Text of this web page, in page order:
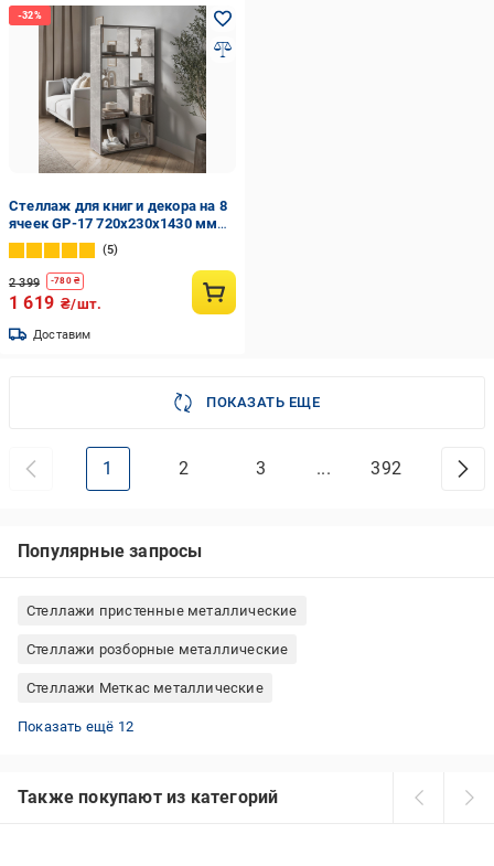
Стеллаж для книг и декора на 8
ячеек GP-17 720х230х1430 мм
Бетон
5
2 399 -780₴
1 619 ₴/шт.
Доставим
ПОКАЗАТЬ ЕЩЕ
1 2 3 ... 392
Популярные запросы
Стеллажи пристенные металлические
Стеллажи розборные металлические
Стеллажи Меткас металлические
Стеллажи деревянные для балкона
Стеллажи белые для детской комнаты
Стеллажи деревянные для дома
Стеллажи настенные для книг
Стеллажи пристенные для книг
Стеллажи кованые для цветов
Стеллажи металлические для гаража
Стеллажи пристенные для дома
Стеллажи деревянные для книг
Стеллажи с полками металлические
Стеллажи металлические для дома
Стеллажи металлические для кухни
Показать ещё 12
Также покупают из категорий